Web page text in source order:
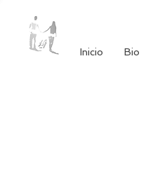
Inicio Bio